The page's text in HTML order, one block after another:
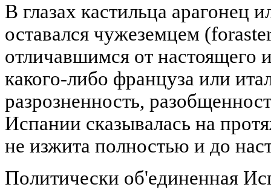
В глазах кастильца арагонец
оставался чужеземцем
отличавшимся от настоящего
какого-либо француза или
разрозненность,
Испании сказывалась на
не изжита полностью и до
Политически об'единенная